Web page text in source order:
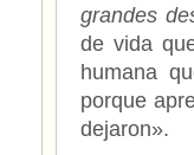
grandes
de vida
humana
porque
dejaron».